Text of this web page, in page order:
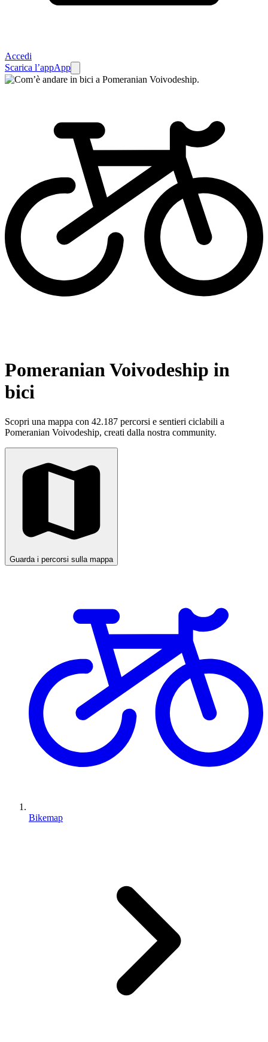
Accedi
Scarica l’appApp
Pomeranian Voivodeship in
bici
Scopri una mappa con 42.187 percorsi e sentieri ciclabili a
Pomeranian Voivodeship, creati dalla nostra community.
Guarda i percorsi sulla mappa
Bikemap